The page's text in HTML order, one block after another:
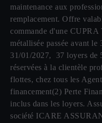
maintenance aux
remplacement. Offre
commande d'une
métallisée passée avant
31/01/2027, 37 loyers de
réservées à la clientèle
flottes, chez tous les
financement(2) Perte
inclus dans les loyers.
société ICARE